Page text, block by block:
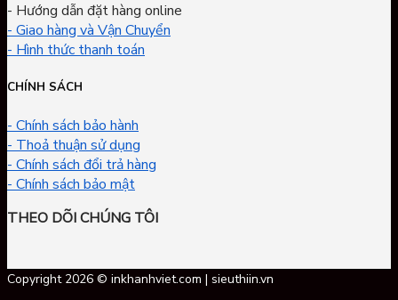
- Hướng dẫn đặt hàng online
- Giao hàng và Vận Chuyển
- Hình thức thanh toán
CHÍNH SÁCH
- Chính sách bảo hành
- Thoả thuận sử dụng
- Chính sách đổi trả hàng
- Chính sách bảo mật
THEO DÕI CHÚNG TÔI
Copyright 2026 © inkhanhviet.com | sieuthiin.vn